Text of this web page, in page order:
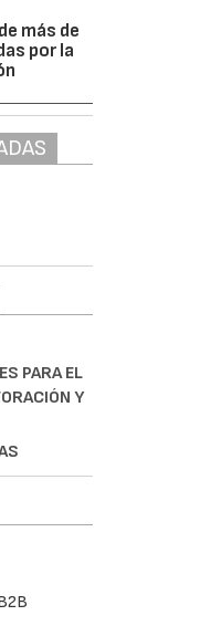
más de
por la
PARA EL
Y